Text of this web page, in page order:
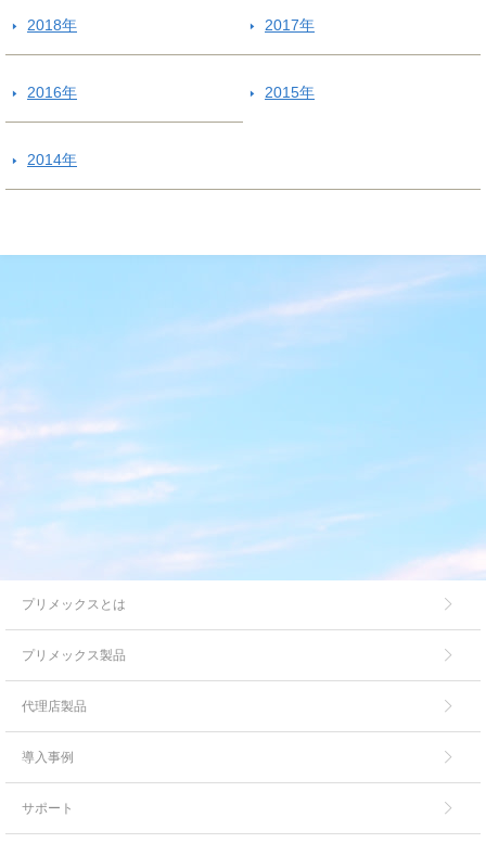
2018年 2017年
2016年 2015年
2014年
プリメックスとは
プリメックス製品
代理店製品
導入事例
サポート